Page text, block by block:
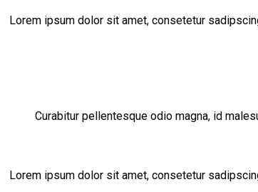
Lorem ipsum dolor sit amet, consetetur
Curabitur pellentesque odio magna, id
Lorem ipsum dolor sit amet, consetetur